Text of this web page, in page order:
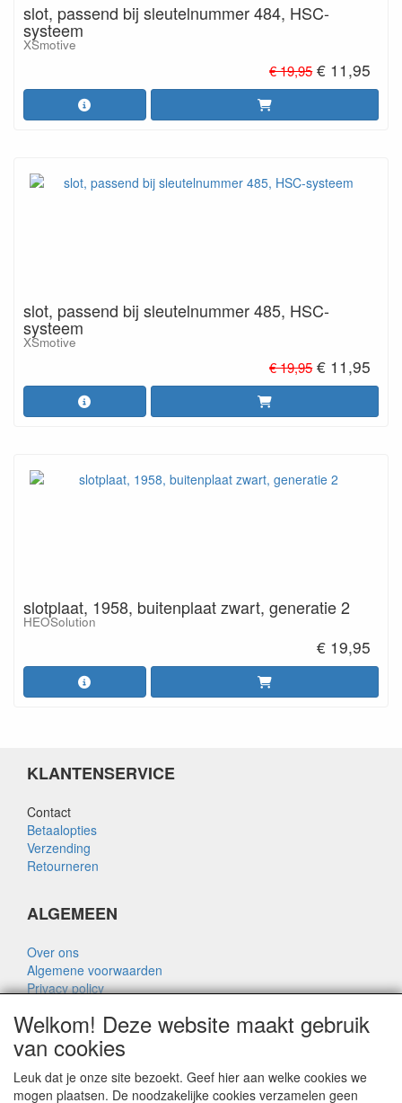
slot, passend bij sleutelnummer 484, HSC-
systeem
XSmotive
€ 19,95 € 11,95
slot, passend bij sleutelnummer 485, HSC-
systeem
XSmotive
€ 19,95 € 11,95
slotplaat, 1958, buitenplaat zwart, generatie 2
HEOSolution
€ 19,95
KLANTENSERVICE
Contact
Betaalopties
Verzending
Retourneren
ALGEMEEN
Over ons
Algemene voorwaarden
Privacy policy
Over Rik Thijssen
Welkom! Deze website maakt gebruik
van cookies
Leuk dat je onze site bezoekt. Geef hier aan welke cookies we
mogen plaatsen. De noodzakelijke cookies verzamelen geen